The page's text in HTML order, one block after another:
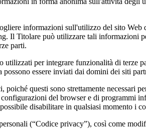
informazioni sull'utilizzo del sito
Il Titolare può utilizzare tali
parti.
utilizzati per integrare funzionalità di terze
essere inviati dai domini dei siti
questi sono strettamente
del browser e di
disabilitare in qualsiasi momento i
(“Codice privacy”), così come